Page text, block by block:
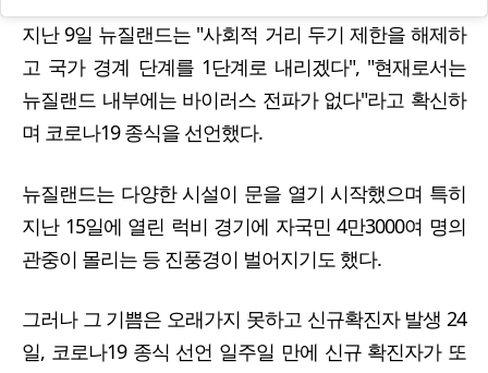
지난 9일 뉴질랜드는 "사회적 거리 두기 제한을 해제하
고 국가 경계 단계를 1단계로 내리겠다", "현재로서는
뉴질랜드 내부에는 바이러스 전파가 없다"라고 확신하
며 코로나19 종식을 선언했다.
뉴질랜드는 다양한 시설이 문을 열기 시작했으며 특히
지난 15일에 열린 럭비 경기에 자국민 4만3000여 명의
관중이 몰리는 등 진풍경이 벌어지기도 했다.
그러나 그 기쁨은 오래가지 못하고 신규확진자 발생 24
일, 코로나19 종식 선언 일주일 만에 신규 확진자가 또